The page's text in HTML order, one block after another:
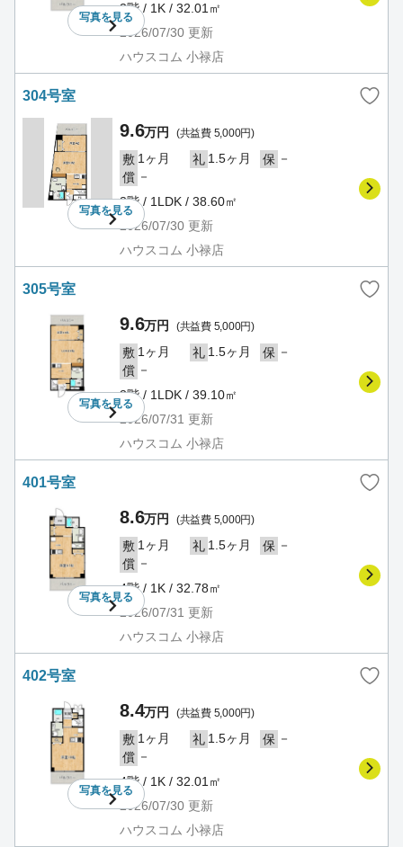
写真を見る
3階 / 1K / 32.01㎡
2026/07/30 更新
ハウスコム 小禄店
304号室
写真を見る
9.6万円 (共益費 5,000円)
敷 1ヶ月 礼 1.5ヶ月 保 －
償 －
3階 / 1LDK / 38.60㎡
2026/07/30 更新
ハウスコム 小禄店
305号室
写真を見る
9.6万円 (共益費 5,000円)
敷 1ヶ月 礼 1.5ヶ月 保 －
償 －
3階 / 1LDK / 39.10㎡
2026/07/31 更新
ハウスコム 小禄店
401号室
写真を見る
8.6万円 (共益費 5,000円)
敷 1ヶ月 礼 1.5ヶ月 保 －
償 －
4階 / 1K / 32.78㎡
2026/07/31 更新
ハウスコム 小禄店
402号室
写真を見る
8.4万円 (共益費 5,000円)
敷 1ヶ月 礼 1.5ヶ月 保 －
償 －
4階 / 1K / 32.01㎡
2026/07/30 更新
ハウスコム 小禄店